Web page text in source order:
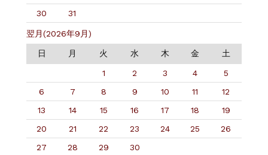
30
31
翌月(2026年9月)
日 月 火 水 木 金 土
1 2 3 4
5
6
7 8 9 10 11
12
13
14 15 16 17 18
19
20
21 22 23 24 25
26
27
28 29 30